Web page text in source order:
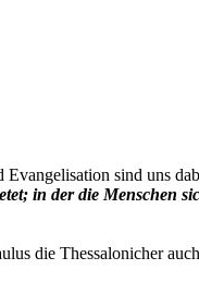
sind uns
in der die Menschen
die Thessalonicher